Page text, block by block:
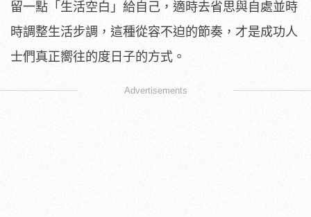
留一點「生活空白」給自己，適時去省思與自處並時
時調整生活步調，這種從容不迫的節奏，才是成功人
士們真正嚮往的度日子的方式。
Advertisements